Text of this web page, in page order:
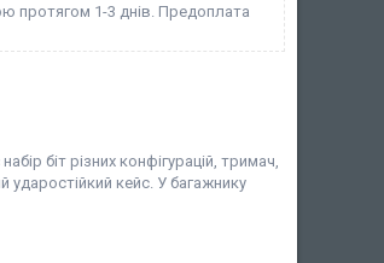
протягом 1-3 днів. Предоплата
біт різних конфігурацій, тримач,
ударостійкий кейс. У багажнику